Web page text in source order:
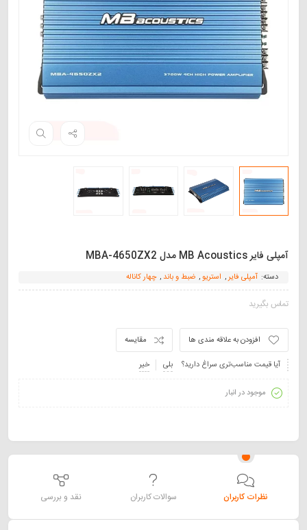
آمپلی‌ فایر MB Acoustics مدل MBA-4650ZX2
دسته: آمپلی فایر, استریو, ضبط و باند , چهار کاناله
تماس بگیرید
مقایسه
افزودن به علاقه مندی ها
آیا قیمت مناسب‌تری سراغ دارید؟
بلی خیر
موجود در انبار
نظرات کاربران سوالات کاربران نقد و بررسی